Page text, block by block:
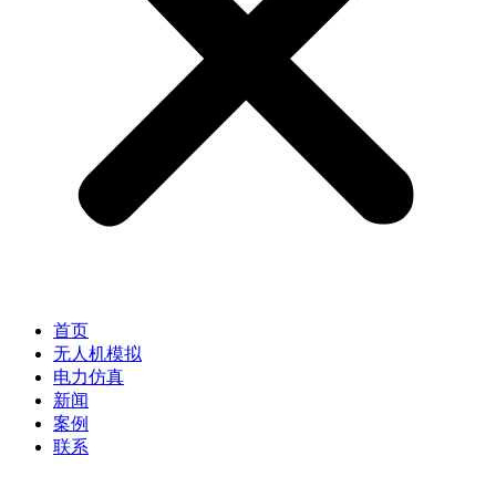
首页
无人机模拟
电力仿真
新闻
案例
联系